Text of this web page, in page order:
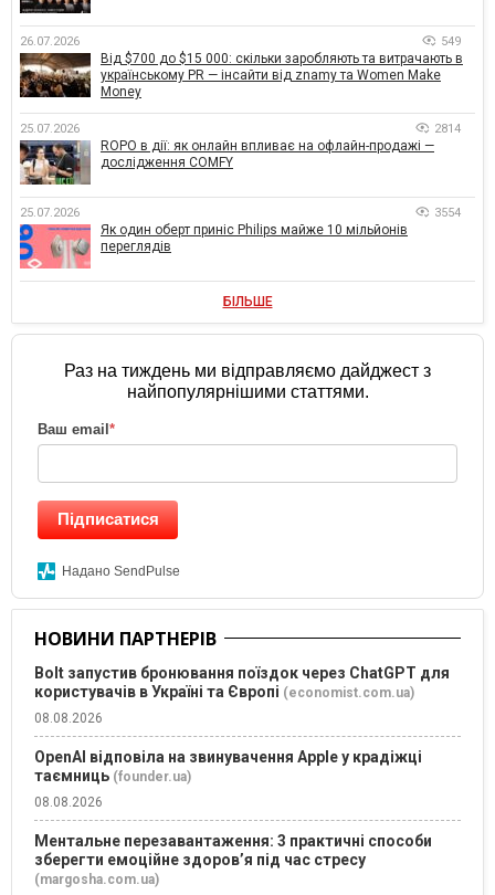
26.07.2026 549
Від $700 до $15 000: скільки заробляють та витрачають в
українському PR — інсайти від znamy та Women Make
Money
25.07.2026 2814
ROPO в дії: як онлайн впливає на офлайн-продажі —
дослідження COMFY
25.07.2026 3554
Як один оберт приніс Philips майже 10 мільйонів
переглядів
БІЛЬШЕ
Раз на тиждень ми відправляємо дайджест з
найпопулярнішими статтями.
Ваш email*
Підписатися
Надано SendPulse
НОВИНИ ПАРТНЕРІВ
Bolt запустив бронювання поїздок через ChatGPT для
користувачів в Україні та Європі (economist.com.ua)
08.08.2026
OpenAI відповіла на звинувачення Apple у крадіжці
таємниць (founder.ua)
08.08.2026
Ментальне перезавантаження: 3 практичні способи
зберегти емоційне здоров’я під час стресу
(margosha.com.ua)